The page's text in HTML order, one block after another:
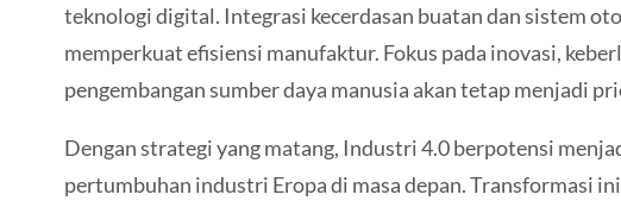
teknologi digital. Integrasi kecerdasan buatan dan sistem
memperkuat efisiensi manufaktur. Fokus pada inovasi,
pengembangan sumber daya manusia akan tetap menjadi
Dengan strategi yang matang, Industri 4.0 berpotensi
pertumbuhan industri Eropa di masa depan. Transformasi